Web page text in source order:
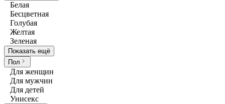
Белая
Бесцветная
Голубая
Желтая
Зеленая
Показать ещё
Пол
Для женщин
Для мужчин
Для детей
Унисекс